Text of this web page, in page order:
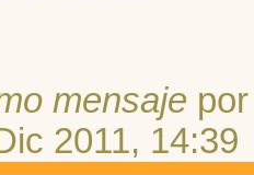
mensaje
2011, 14:39